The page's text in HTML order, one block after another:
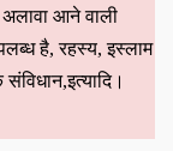
आने वाली
है, रहस्य, इस्लाम